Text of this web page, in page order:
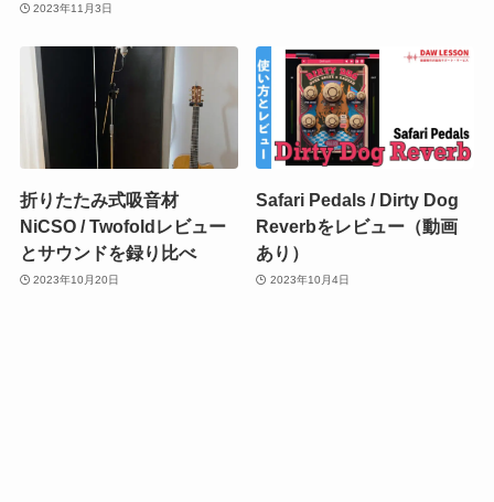
2023年11月3日
折りたたみ式吸音材
NiCSO / Twofoldレビュー
とサウンドを録り比べ
2023年10月20日
Safari Pedals / Dirty Dog
Reverbをレビュー（動画
あり）
2023年10月4日